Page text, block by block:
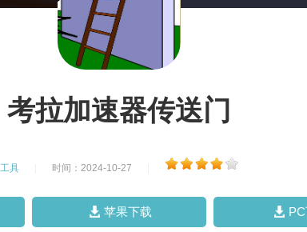
考拉加速器传送门
工具 时间：2024-10-27
苹果下载